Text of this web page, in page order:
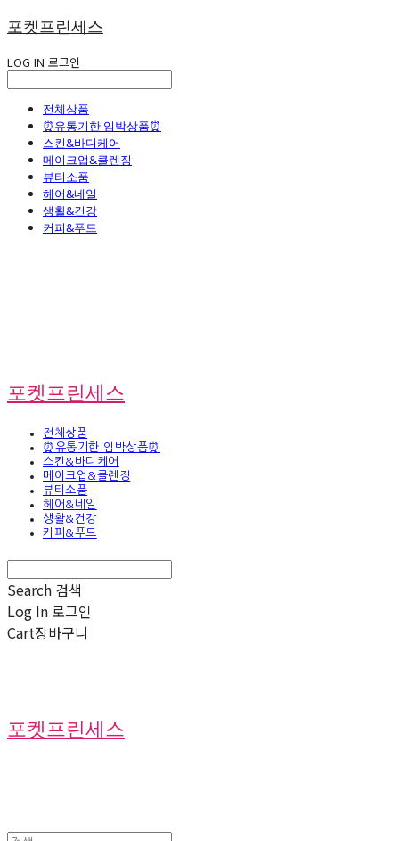
포켓프린세스
LOG IN 로그인
전체상품
⏰유통기한 임박상품⏰
스킨&바디케어
메이크업&클렌징
뷰티소품
헤어&네일
생활&건강
커피&푸드
포켓프린세스
전체상품
⏰유통기한 임박상품⏰
스킨&바디케어
메이크업&클렌징
뷰티소품
헤어&네일
생활&건강
커피&푸드
Search 검색
Log In 로그인
Cart장바구니
포켓프린세스